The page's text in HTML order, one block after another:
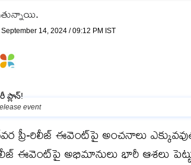
14, 2024 / 09:12 PM IST
event
ప్రీ-రిలీజ్‌ ఈవెంట్‌పై అంచనాలు
ఈవెంట్‌పై అభిమానులు భారీ ఆశలు